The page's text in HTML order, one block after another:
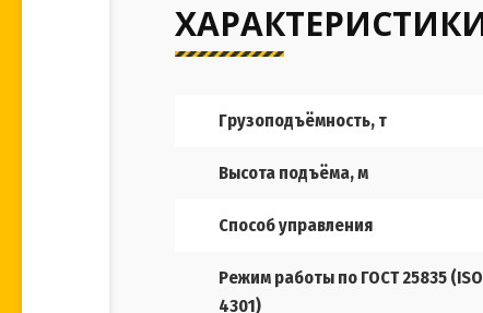
Грузоподъёмность, т
Высота подъёма, м
Способ управления
Режим работы по ГОСТ 25835 (ISO
4301)